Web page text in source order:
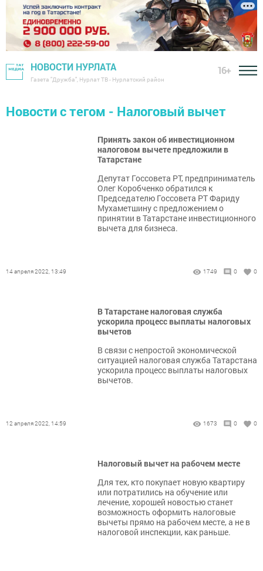
НОВОСТИ НУРЛАТА
Газета "Дружба", Нурлат ТВ - Нурлатский район
16+
Новости с тегом - Налоговый вычет
Принять закон об инвестиционном
налоговом вычете предложили в
Татарстане
Депутат Госсовета РТ, предприниматель
Олег Коробченко обратился к
Председателю Госсовета РТ Фариду
Мухаметшину с предложением о
принятии в Татарстане инвестиционного
вычета для бизнеса.
14 апреля 2022, 13:49 1749 0 0
В Татарстане налоговая служба
ускорила процесс выплаты налоговых
вычетов
В связи с непростой экономической
ситуацией налоговая служба Татарстана
ускорила процесс выплаты налоговых
вычетов.
12 апреля 2022, 14:59 1673 0 0
Налоговый вычет на рабочем месте
Для тех, кто покупает новую квартиру
или потратились на обучение или
лечение, хорошей новостью станет
возможность оформить налоговые
вычеты прямо на рабочем месте, а не в
налоговой инспекции, как раньше.